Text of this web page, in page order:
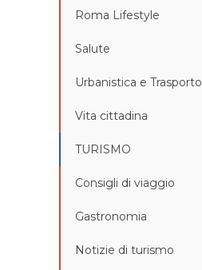
Roma Lifestyle
Salute
Urbanistica e Trasporto
Vita cittadina
TURISMO
Consigli di viaggio
Gastronomia
Notizie di turismo